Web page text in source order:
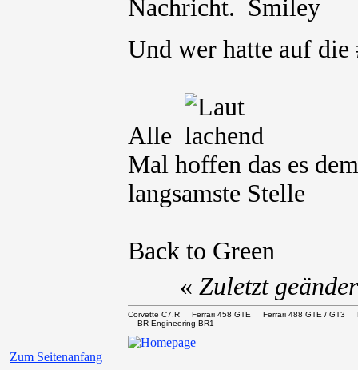
Nachricht.
Und wer hatte auf
Alle
Mal hoffen das es
langsamste Stelle
Back to Green
Zum Seitenanfang
« Zuletzt
Corvette C7.R Ferrari 458 GTE Ferrari 488 GTE /
BR Engineering BR1